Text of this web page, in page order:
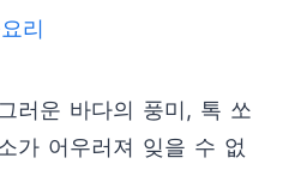
리
러운 바다의 풍미, 톡 쏘
가 어우러져 잊을 수 없